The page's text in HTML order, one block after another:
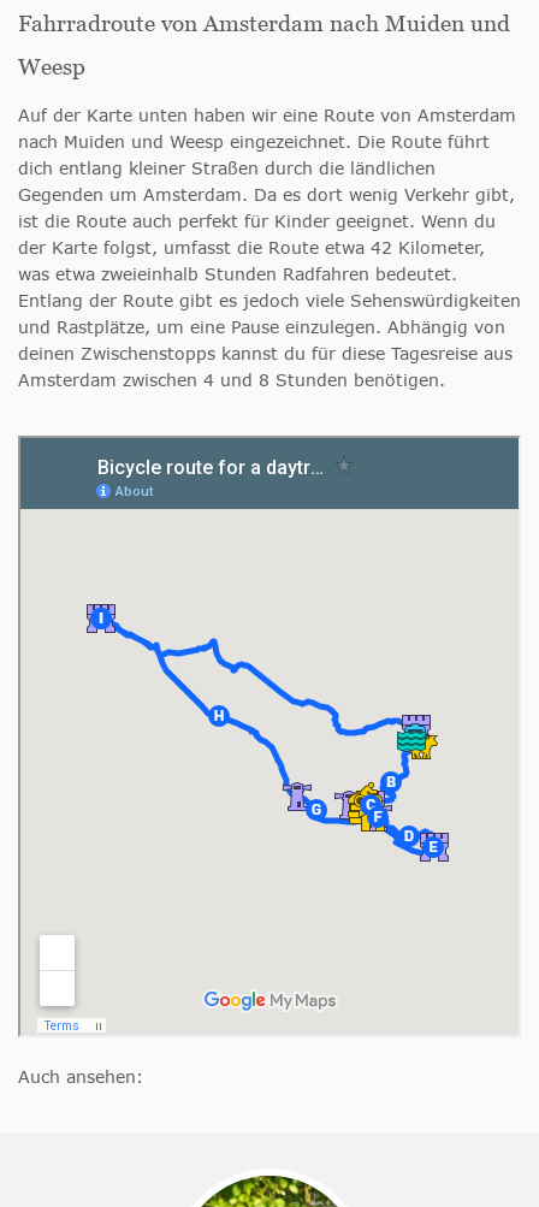
Fahrradroute von Amsterdam nach Muiden und
Weesp
Auf der Karte unten haben wir eine Route von Amsterdam
nach Muiden und Weesp eingezeichnet. Die Route führt
dich entlang kleiner Straßen durch die ländlichen
Gegenden um Amsterdam. Da es dort wenig Verkehr gibt,
ist die Route auch perfekt für Kinder geeignet. Wenn du
der Karte folgst, umfasst die Route etwa 42 Kilometer,
was etwa zweieinhalb Stunden Radfahren bedeutet.
Entlang der Route gibt es jedoch viele Sehenswürdigkeiten
und Rastplätze, um eine Pause einzulegen. Abhängig von
deinen Zwischenstopps kannst du für diese Tagesreise aus
Amsterdam zwischen 4 und 8 Stunden benötigen.
Auch ansehen: